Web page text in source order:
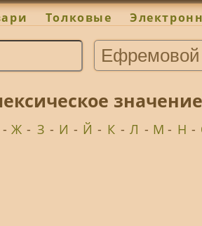
Толковые
- Ж - З - И - Й - К - Л - М - Н -